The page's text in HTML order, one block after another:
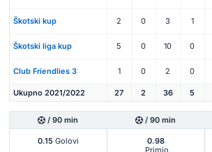
Škotski kup 2 0 3 1
Škotski liga kup 5 0 10 0
Club Friendlies 3 1 0 2 0
Ukupno 2021/2022 27 2 36 5
/ 90 min / 90 min
0.15Golovi
0.98
Primio